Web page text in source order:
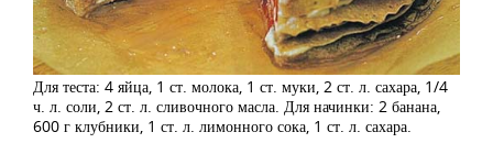
Для теста: 4 яйца, 1 ст. молока, 1 ст. муки, 2 ст. л. сахара, 1/4
ч. л. соли, 2 ст. л. сливочного масла. Для начинки: 2 банана,
600 г клубники, 1 ст. л. лимонного сока, 1 ст. л. сахара.